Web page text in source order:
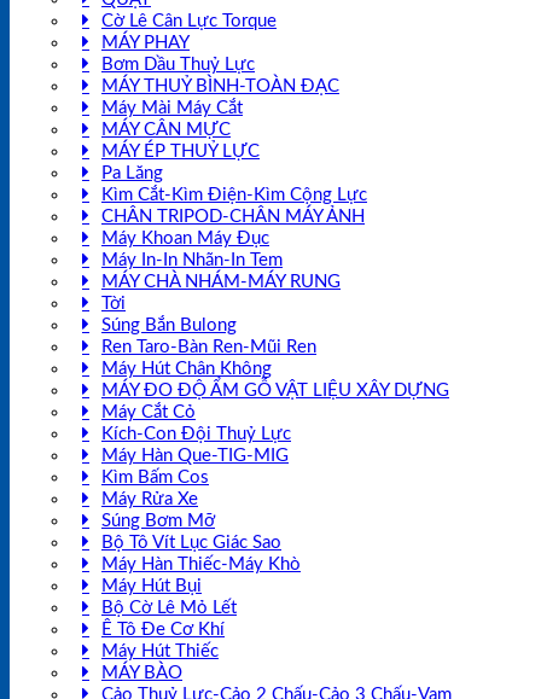
Cờ Lê Cân Lực Torque
MÁY PHAY
Bơm Dầu Thuỷ Lực
MÁY THUỶ BÌNH-TOÀN ĐẠC
Máy Mài Máy Cắt
MÁY CÂN MỰC
MÁY ÉP THUỶ LỰC
Pa Lăng
Kìm Cắt-Kìm Điện-Kìm Cộng Lực
CHÂN TRIPOD-CHÂN MÁY ẢNH
Máy Khoan Máy Đục
Máy In-In Nhãn-In Tem
MÁY CHÀ NHÁM-MÁY RUNG
Tời
Súng Bắn Bulong
Ren Taro-Bàn Ren-Mũi Ren
Máy Hút Chân Không
MÁY ĐO ĐỘ ẨM GỖ VẬT LIỆU XÂY DỰNG
Máy Cắt Cỏ
Kích-Con Đội Thuỷ Lực
Máy Hàn Que-TIG-MIG
Kìm Bấm Cos
Máy Rửa Xe
Súng Bơm Mỡ
Bộ Tô Vít Lục Giác Sao
Máy Hàn Thiếc-Máy Khò
Máy Hút Bụi
Bộ Cờ Lê Mỏ Lết
Ê Tô Đe Cơ Khí
Máy Hút Thiếc
MÁY BÀO
Cảo Thuỷ Lực-Cảo 2 Chấu-Cảo 3 Chấu-Vam